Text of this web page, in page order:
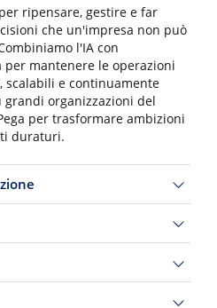
ripensare, gestire e far
che un'impresa non può
l'IA con
mantenere le operazioni
scalabili e continuamente
organizzazioni del
per trasformare ambizioni
duraturi.